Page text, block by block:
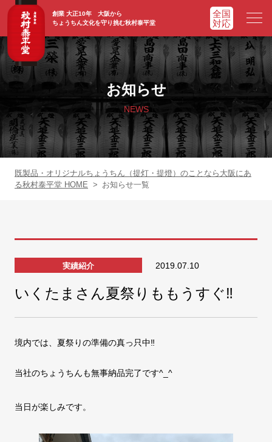
創業 大正10年 大阪から
ちょうちん文化を守り挑む秋村泰平堂
ホーム HOME
ADVATAGE
提灯一覧 CHOCHIN
お知らせ
NEWS
既製品・オリジナルちょうちん（提灯・提燈）のことなら大阪にあ
る秋村泰平堂 HOME > お知らせ一覧
実績紹介 2019.07.10
いくたまさん夏祭りももうすぐ‼️
境内では、夏祭りの準備の真っ只中‼️
当社のちょうちんも無事納品完了です^_^
当日が楽しみです。